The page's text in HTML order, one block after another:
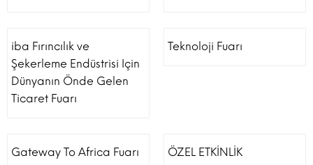
iba Fırıncılık ve
Şekerleme Endüstrisi Için
Dünyanın Önde Gelen
Ticaret Fuarı
Teknoloji Fuarı
Gateway To Africa Fuarı ÖZEL ETKİNLİK